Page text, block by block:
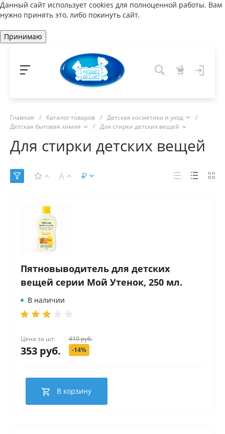
Данный сайт использует cookies для полноценной работы. Вам
нужно принять это, либо покинуть сайт.
Принимаю
Главная / Каталог товаров / Детская косметика и уход
/
Детская бытовая химия
/ Для стирки детских вещей
Для стирки детских вещей
Пятновыводитель для детских
вещей серии Мой Утенок, 250 мл.
В наличии
Цена за шт
353 руб.
410 руб.
-14%
В корзину